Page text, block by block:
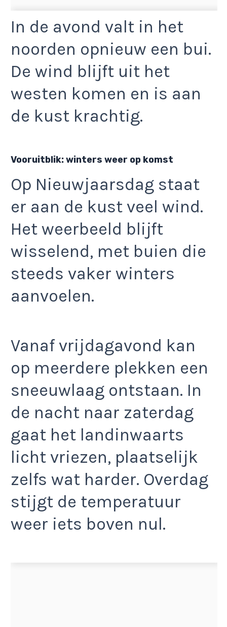
In de avond valt in het
noorden opnieuw een bui.
De wind blijft uit het
westen komen en is aan
de kust krachtig.
Vooruitblik: winters weer op komst
Op Nieuwjaarsdag staat
er aan de kust veel wind.
Het weerbeeld blijft
wisselend, met buien die
steeds vaker winters
aanvoelen.
Vanaf vrijdagavond kan
op meerdere plekken een
sneeuwlaag ontstaan. In
de nacht naar zaterdag
gaat het landinwaarts
licht vriezen, plaatselijk
zelfs wat harder. Overdag
stijgt de temperatuur
weer iets boven nul.